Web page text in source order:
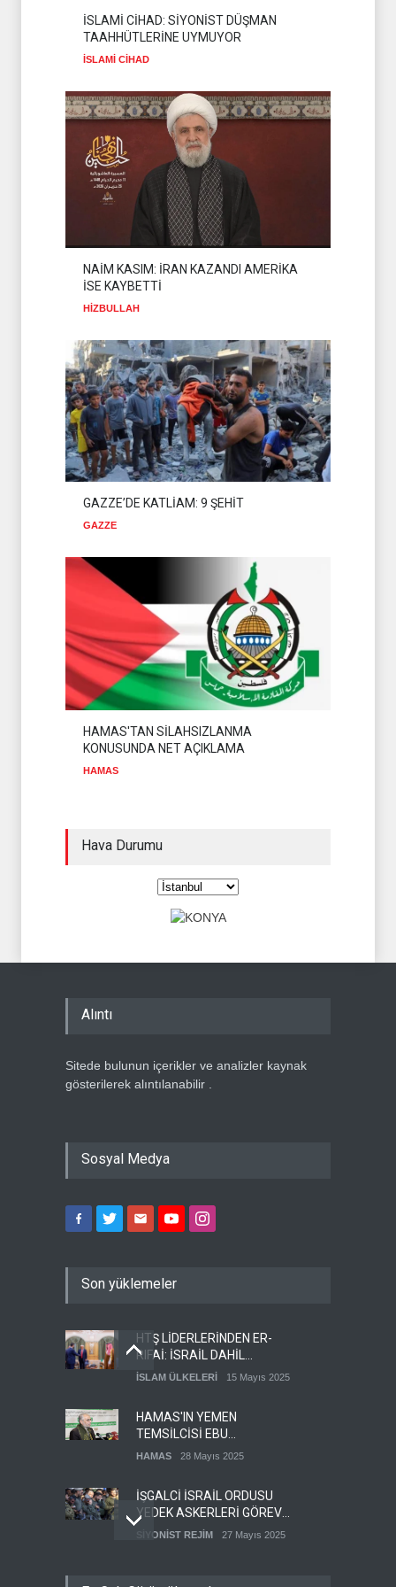
02 Ağustos 2026
İSLAMİ CİHAD: SİYONİST DÜŞMAN
TAAHHÜTLERİNE UYMUYOR
İSLAMİ CİHAD
NAİM KASIM: İRAN KAZANDI AMERİKA
İSE KAYBETTİ
HİZBULLAH
GAZZE’DE KATLİAM: 9 ŞEHİT
GAZZE
HAMAS'TAN SİLAHSIZLANMA
KONUSUNDA NET AÇIKLAMA
HAMAS
Hava Durumu
Alıntı
Sitede bulunun içerikler ve analizler kaynak
gösterilerek alıntılanabilir .
Sosyal Medya
Son yüklemeler
HTŞ LİDERLERİNDEN ER-
RIFAİ: İSRAİL DAHİL
HERKESLE BARIŞ
İSLAM ÜLKELERİ 15 Mayıs 2025
HAMAS'IN YEMEN
TEMSİLCİSİ EBU
ŞEMALE'DEN ÖNEMLİ
HAMAS 28 Mayıs 2025
İŞGALCİ İSRAİL ORDUSU
YEDEK ASKERLERİ GÖREVE
ÇAĞIRDI
SİYONİST REJİM 27 Mayıs 2025